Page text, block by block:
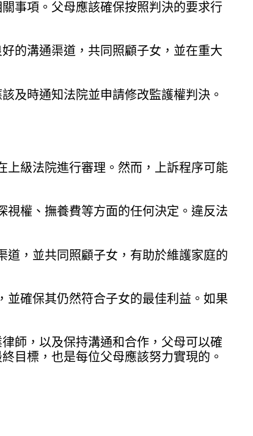
事項。父母應該確保按照判決的要求行
的溝通渠道，共同照顧子女，並在重大
及時通知法院並申請修改監護權判決。
上級法院進行審理。然而，上訴程序可能
權、撫養費等方面的任何決定。違反法
，並共同照顧子女，有助於維護家庭的
確保其仍然符合子女的最佳利益。如果
師，以及保持溝通和合作，父母可以確
目標，也是每位父母應該努力實現的。